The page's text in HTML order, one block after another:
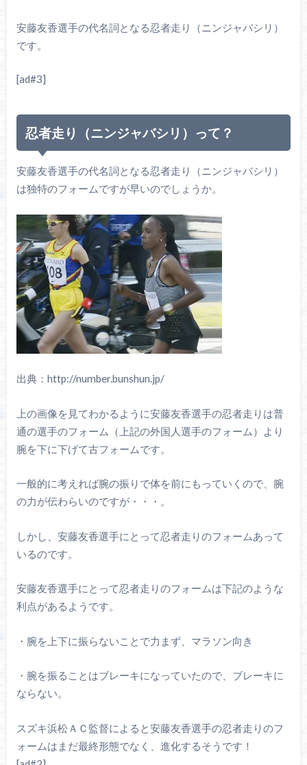
安藤友香選手の代名詞となる忍者走り（ニンジャバシリ）
です。
[ad#3]
忍者走り（ニンジャバシリ）って？
安藤友香選手の代名詞となる忍者走り（ニンジャバシリ）
は独特のフォームですが早いのでしょうか。
出典：http://number.bunshun.jp/
上の画像を見てわかるように安藤友香選手の忍者走りは普
通の選手のフォーム（上記の外国人選手のフォーム）より
腕を下に下げて古フォームです。
一般的に考えれば腕の振りで体を前にもっていくので、腕
の力が伝わらいのですが・・・。
しかし、安藤友香選手にとって忍者走りのフォームあって
いるのです。
安藤友香選手にとって忍者走りのフォームは下記のような
利点があるようです。
・腕を上下に振らないことで力まず、マラソン向き
・腕を振ることはブレーキになっていたので、ブレーキに
ならない。
スズキ浜松ＡＣ監督によると安藤友香選手の忍者走りのフ
ォームはまだ最終形態でなく、進化するそうです！